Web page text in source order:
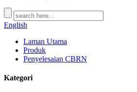
English
Laman Utama
Produk
Penyelesaian CBRN
Kategori